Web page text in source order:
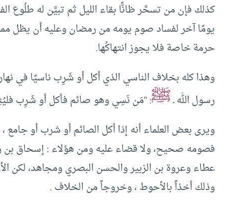
كذلك فإن من تسحَّر ظانًّا بقاء الليل ثم تبيَّن له طلُوع
يومًا آخر لفساد صوم يومه من رمضان وعليه أن يظل
حرمة خاصة فلا يجوز انتهاكُها.
وهذا كله بخلاف الناسي الذي أكل أو شَرِب ناسيًا في
رسول الله ـﷺ: “مَن نَسِي وهو صائم فأكل أو شَرِب
ويرى بعض العلماء أنه إذا أكل الصائم أو شرب أو
فصومه صحيح، ولا قضاء عليه ومن هؤلاء : إسحاق بن
عطاء وعروة بن الزبير والحسن البصري ومجاهد، لكن
وذلك أخذاً بالأحوط ، وخروجاً من الخلاف .